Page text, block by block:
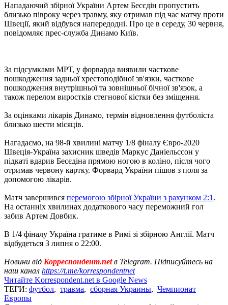
Нападаючий збірної України Артем Бесєдін пропустить
близько півроку через травму, яку отримав під час матчу проти
Швеції, який відбувся напередодні. Про це в середу, 30 червня,
повідомляє прес-служба Динамо Київ.
За підсумками МРТ, у форварда виявили часткове
пошкодження задньої хрестоподібної зв'язки, часткове
пошкодження внутрішньої та зовнішньої бічної зв'язок, а
також перелом виростків стегнової кістки без зміщення.
За оцінками лікарів Динамо, термін відновлення футболіста
близько шести місяців.
Нагадаємо, на 98-й хвилині матчу 1/8 фіналу Євро-2020
Швеція-Україна захисник шведів Маркус Даніельссон у
підкаті вдарив Бесєдіна прямою ногою в коліно, після чого
отримав червону картку. Форвард України пішов з поля за
допомогою лікарів.
Матч завершився перемогою збірної України з рахунком 2:1 .
На останніх хвилинах додаткового часу переможний гол
забив Артем Довбик.
В 1/4 фіналу Україна гратиме в Римі зі збірною Англії. Матч
відбудеться 3 липня о 22:00.
Новини від Корреспондент.netв Telegram. Підписуйтесь на
наш канал https://t.me/korrespondentnet
Читайте Korrespondent.net в Google News
ТЕГИ: футбол, травма, сборная Украины, Чемпионат
Европы